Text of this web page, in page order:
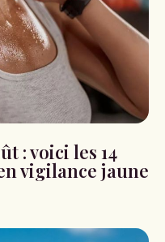
: voici les 14
vigilance jaune